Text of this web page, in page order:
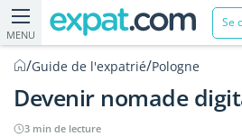
MENU
Se
/Guide de l'expatrié/Pologne
Devenir nomade
3 min de lecture